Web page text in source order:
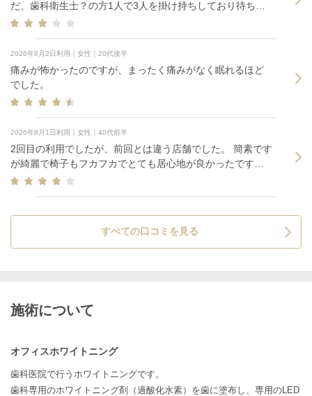
だ、歯科衛生士？の方1人で3人を掛け持ちしており待ち時
間が長い。60分予約だが90分かかった。
2026年8月2日利用｜女性｜20代後半
痛みが怖かったのですが、まったく痛みがなく眠れるほど
でした。
2026年8月1日利用｜女性｜40代前半
2回目の利用でしたが、前回とは違う店舗でした。 簡素です
が綺麗で椅子もフカフカでとても居心地が良かったです。
施術中の痛みは全くありませんでしたが、終わった後に歯
すべての口コミを見る
施術について
オフィスホワイトニング
歯科医院で行うホワイトニングです。
歯科専用のホワイトニング剤（過酸化水素）を歯に塗布し、専用のLED